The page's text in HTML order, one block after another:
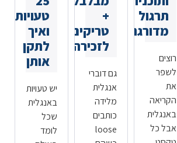
תרגול
מדורגת
רוצים
לשפר
את
הקריאה
באנגלית
אבל כל
+
טריקים
לזכירה
גם דוברי
אנגלית
מלידה
כותבים
loose
טעויות
ואיך
לתקן
אותן
יש טעויות
באנגלית
שכל
לומד